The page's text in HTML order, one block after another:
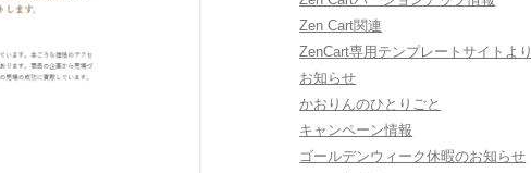
Zen Cart関連
ZenCart専用テンプレートサイトより
お知らせ
かおりんのひとりごと
キャンペーン情報
ゴールデンウィーク休暇のお知らせ